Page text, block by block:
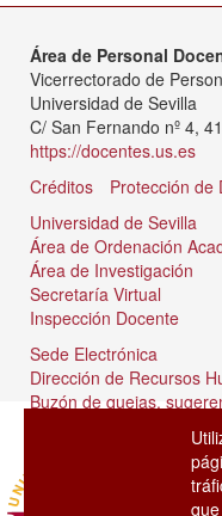
Área de Personal
Vicerrectorado de
Universidad de Sevilla
C/ San Fernando nº 4,
https://docentes.us.es
Créditos
Protección de
Universidad de Sevilla
Área de Ordenación
Área de Investigación
Secretaría Virtual
Inspección Docente
Sede Electrónica
Dirección de Recursos
Buzón de quejas,